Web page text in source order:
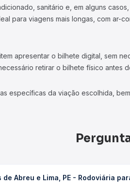
sanitário e, em alguns casos,
para viagens mais longas, com ar-
apresentar o bilhete digital, sem
retirar o bilhete físico antes
específicas da viação escolhida,
Abreu e Lima, PE - Rodoviária